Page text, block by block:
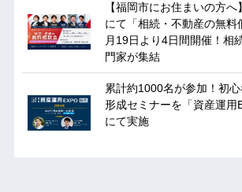
【福岡市にお住まいの方
にて「相続・不動産の無料
月19日より4日間開催！相
門家が集結
累計約1000名が参加！初
形成セミナーを「資産運用
にて実施